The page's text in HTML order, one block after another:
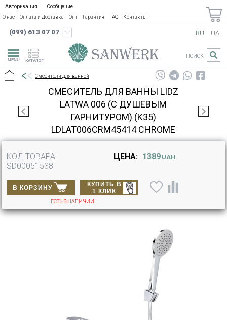
Авторизация
Сообщение
О нас
Оплата и Доставка Опт Гарантия FAQ Контакты
(099) 613 07 07
КАТАЛОГ
RU UA
ПОИСК
Смесители для ванной
СМЕСИТЕЛЬ ДЛЯ ВАННЫ LIDZ
LATWA 006 (C ДУШЕВЫМ
ГАРНИТУРОМ) (K35)
LDLAT006CRM45414 CHROME
КОД ТОВАРА:
SD00051538
ЦЕНА: 1389 UAH
В КОРЗИНУ
КУПИТЬ В
1 КЛИК
ЕСТЬ В НАЛИЧИИ